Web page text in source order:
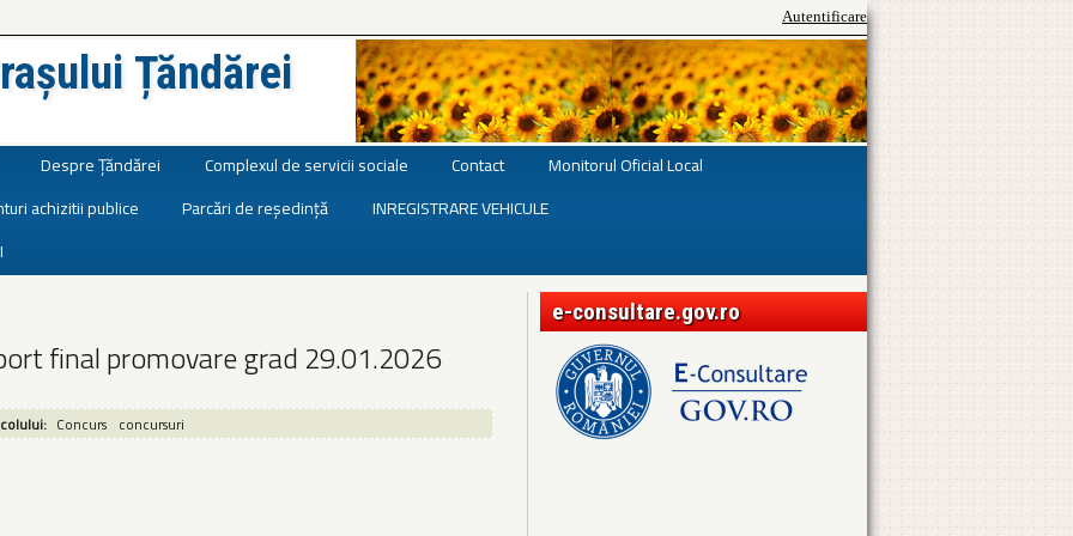
Autentificare
Țăndărei
Despre Țăndărei Complexul de servicii sociale Contact
Monitorul Oficial Local
achizitii publice Parcări de reședință
INREGISTRARE VEHICULE
final promovare grad 29.01.2026
Concurs concursuri
e-consultare.gov.ro